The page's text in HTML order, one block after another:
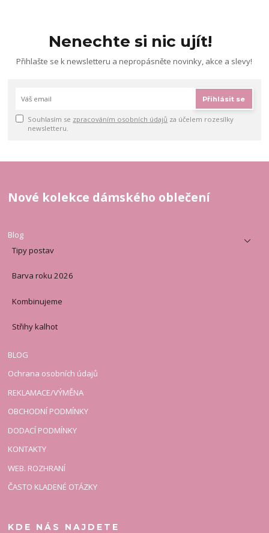
Nenechte si nic ujít!
Přihlašte se k newsletteru a nepropásněte novinky, akce a slevy!
Přihlásit se
Souhlasím se zpracováním osobních údajů za účelem rozesílky
newsletteru.
Nové kolekce dámského oblečení
Blog
Tipy postav
Barva roku 2026
Kombinujeme
Střihy kalhot
BLOG
Ochrana osobních údajů
REKLAMACE/VÝMĚNA
OBCHODNÍ PODMÍNKY
DODACÍ PODMÍNKY
KONTAKTY
WEB. ROZHRANÍ
ČASTO KLADENÉ OTÁZKY
KDE NÁS NAJDETE